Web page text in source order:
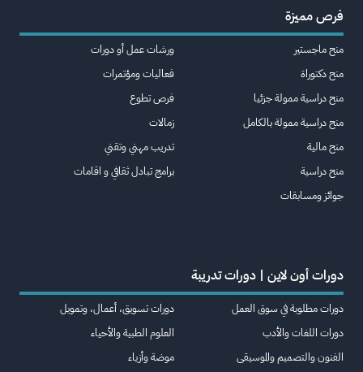
فرص مميزة
منح ماجستير
منح دكتوراة
منح دراسية ممولة جزئيا
منح دراسية ممولة بالكامل
منح مالية
منح دراسية
جوائز ومسابقات
ورشات عمل أو دورات
فعاليات ومؤتمرات
فرص تطوع
زمالات
تدريب مهني وتقني
برامج تبادل ثقافي و اقامات
دورات أون لاين | دورات تدريبة
دورات مطلوبة في سوق العمل
دورات اللغات والأدب
الفنون والتصميم والموسيقى
دورات تسويق، أعمال، وتمويل
العلوم الطبية والأحياء
موضة وأزياء